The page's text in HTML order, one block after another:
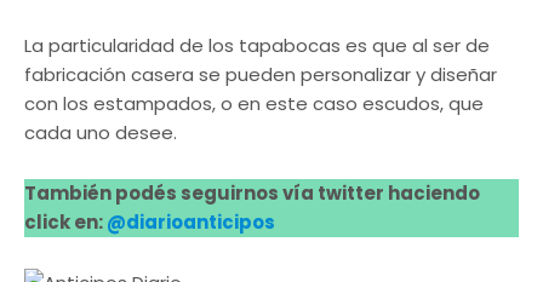
La particularidad de los tapabocas es que al ser de
fabricación casera se pueden personalizar y diseñar
con los estampados, o en este caso escudos, que
cada uno desee.
También podés seguirnos vía twitter haciendo
click en:@diarioanticipos